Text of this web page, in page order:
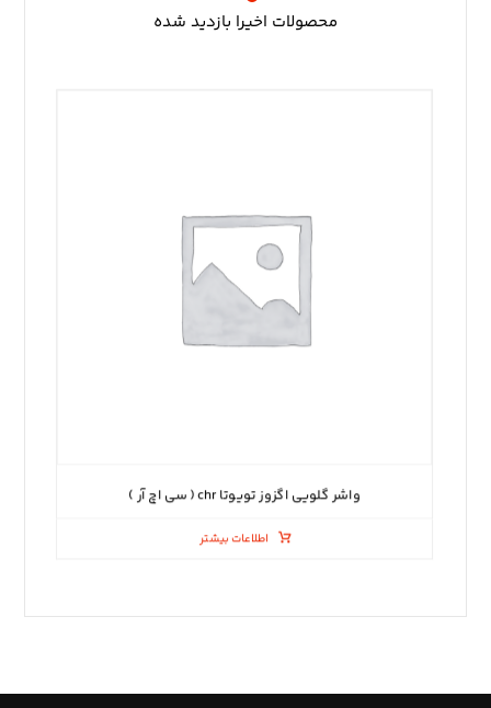
محصولات اخیرا بازدید شده
واشر گلویی اگزوز تویوتا chr ( سی اچ آر )
اطلاعات بیشتر